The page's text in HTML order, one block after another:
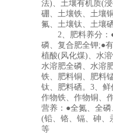
法)、土壤有机质(
硼、土壤铁、土壤
氟、土壤钛、土壤
2、肥料养分：●
磷、复合肥全钾;●
植酸(风化煤)、水
水溶肥全磷、水溶
铁、肥料铜、肥料
钛、肥料硒。3、
作物铁、作物铜、
营养：●全氮、全
(铅、铬、镉、砷、
等